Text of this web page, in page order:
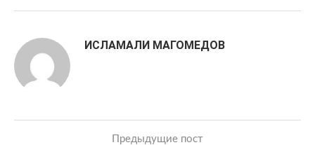
ИСЛАМАЛИ МАГОМЕДОВ
Предыдущие пост